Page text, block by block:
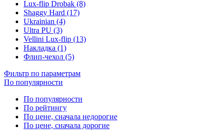
Lux-flip Drobak (8)
Shaggy Hard (17)
Ukrainian (4)
Ultra PU (3)
Vellini Lux-flip (13)
Накладка (1)
Флип-чехол (5)
Фильтр по параметрам
По популярности
По популярности
По рейтингу
По цене, сначала недорогие
По цене, сначала дорогие